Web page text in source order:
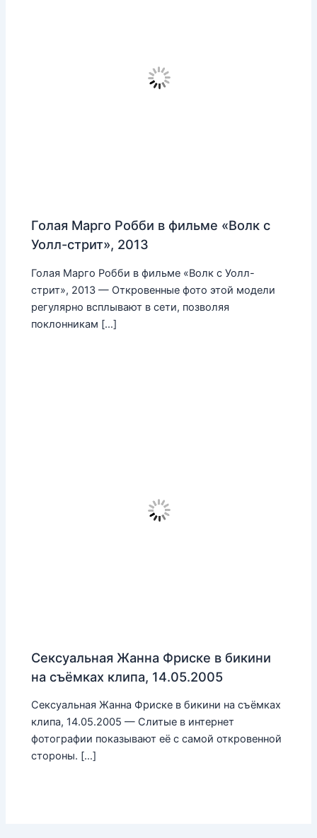
Голая Марго Робби в фильме «Волк с
Уолл-стрит», 2013
Голая Марго Робби в фильме «Волк с Уолл-
стрит», 2013 — Откровенные фото этой модели
регулярно всплывают в сети, позволяя
поклонникам […]
Сексуальная Жанна Фриске в бикини
на съёмках клипа, 14.05.2005
Сексуальная Жанна Фриске в бикини на съёмках
клипа, 14.05.2005 — Слитые в интернет
фотографии показывают её с самой откровенной
стороны. […]